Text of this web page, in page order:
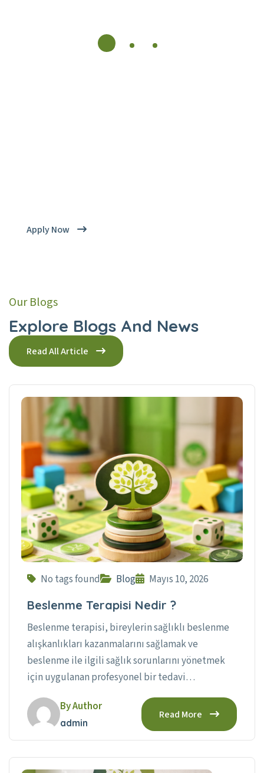
Apply Now
Our Blogs
Explore Blogs And News
Read All Article
No tags found Blog Mayıs 10, 2026
Beslenme Terapisi Nedir ?
Beslenme terapisi, bireylerin sağlıklı beslenme
alışkanlıkları kazanmalarını sağlamak ve
beslenme ile ilgili sağlık sorunlarını yönetmek
için uygulanan profesyonel bir tedavi…
By Author
admin
Read More